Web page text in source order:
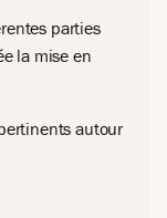
parties
la mise en
autour